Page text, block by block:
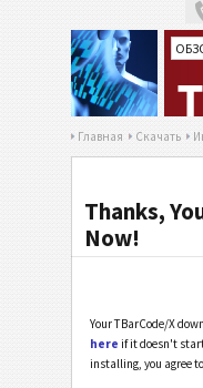
Главная Скачать
Thanks,
Now!
Your TBarCode/X
here if it doesn't
installing, you agree